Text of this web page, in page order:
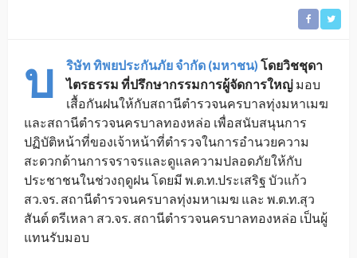
บ ริษัท ทิพยประกันภัย จำกัด (มหาชน) โดยวิชชุดา
ไตรธรรม ที่ปรึกษากรรมการผู้จัดการใหญ่ มอบ
เสื้อกันฝนให้กับสถานีตำรวจนครบาลทุ่งมหาเมฆ
และสถานีตำรวจนครบาลทองหล่อ เพื่อสนับสนุนการ
ปฏิบัติหน้าที่ของเจ้าหน้าที่ตำรวจในการอำนวยความ
สะดวกด้านการจราจรและดูแลความปลอดภัยให้กับ
ประชาชนในช่วงฤดูฝน โดยมี พ.ต.ท.ประเสริฐ บัวแก้ว
สว.จร. สถานีตำรวจนครบาลทุ่งมหาเมฆ และ พ.ต.ท.สุว
สันต์ ตรีเหลา สว.จร. สถานีตำรวจนครบาลทองหล่อ เป็นผู้
แทนรับมอบ